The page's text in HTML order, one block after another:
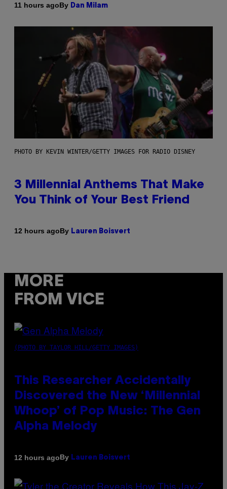
11 hours agoBy Dan Milam
PHOTO BY KEVIN WINTER/GETTY IMAGES FOR RADIO DISNEY
3 Millennial Anthems That Make
You Think of Your Best Friend
12 hours agoBy Lauren Boisvert
MORE
FROM VICE
(PHOTO BY TAYLOR HILL/GETTY IMAGES)
This Researcher Accidentally
Discovered the New ‘Millennial
Whoop’ of Pop Music: The Gen
Alpha Melody
12 hours agoBy Lauren Boisvert